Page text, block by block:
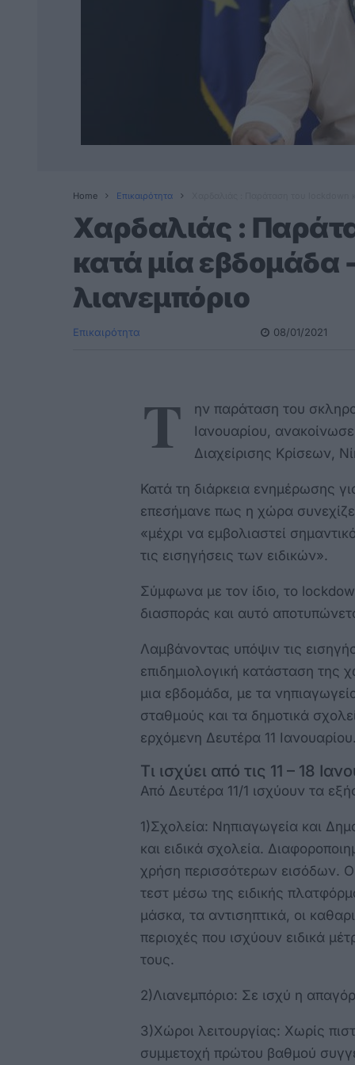
Home Επικαιρότητα
Χαρδαλιάς :
κατά μία εβδομάδα
λιανεμπόριο
Επικαιρότητα 08/01/2021
Τ
ην παράταση του
Ιανουαρίου,
Διαχείρισης Κρίσεων,
Κατά τη διάρκεια ενημέρωσης
επεσήμανε πως η χώρα
«μέχρι να εμβολιαστεί
τις εισηγήσεις των ειδικών».
Σύμφωνα με τον ίδιο, το
διασποράς και αυτό
Λαμβάνοντας υπόψιν τις
επιδημιολογική κατάσταση της
μια εβδομάδα, με τα
σταθμούς και τα δημοτικά
ερχόμενη Δευτέρα 11 Ιανουαρίου.
Τι ισχύει από τις 11 – 18
Από Δευτέρα 11/1 ισχύουν τα
1)Σχολεία: Νηπιαγωγεία και
και ειδικά σχολεία.
χρήση περισσότερων εισόδων.
τεστ μέσω της ειδικής
μάσκα, τα αντισηπτικά, οι
περιοχές που ισχύουν ειδικά
τους.
2)Λιανεμπόριο: Σε ισχύ η
3)Χώροι λειτουργίας: Χωρίς
συμμετοχή πρώτου βαθμού